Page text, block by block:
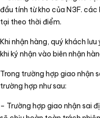
đầu tính từ kho của N3F.
tại theo thời điểm.
Khi nhận hàng, quý khách
khi ký nhận vào biên nhận
Trong trường hợp giao nhận
trường hợp như sau:
– Trường hợp giao nhận sai